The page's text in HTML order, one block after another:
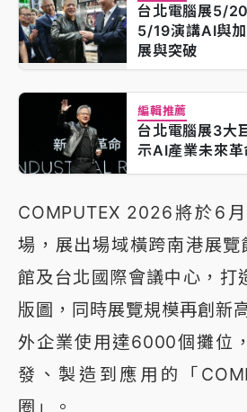
台北電腦展5/
5/19演講AI與
展與突破
編輯推薦
台北電腦展3
示AI產業未來革
COMPUTEX 2026將於6
場，展出場域橫跨南港展覽
館及台北國際會議中心，打
版圖，同時展覽規模再創新
外企業使用達6000個攤位
發、製造到應用的「
圈」。